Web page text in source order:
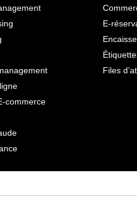
commerce
E-
Files